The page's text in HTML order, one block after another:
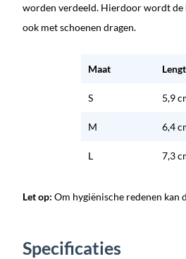
worden verdeeld. Hierdoor wordt de
ook met schoenen dragen.
Maat
S 5,9
M 6,4
L 7,3
Let op: Om hygiënische redenen
Specificaties